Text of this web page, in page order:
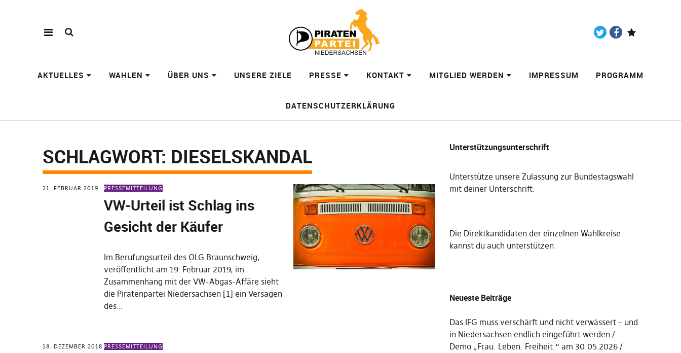
AKTUELLES WAHLEN ÜBER UNS UNSERE ZIELE PRESSE KONTAKT MITGLIED WERDEN IMPRESSUM PROGRAMM
DATENSCHUTZERKLÄRUNG
SCHLAGWORT: DIESELSKANDAL
21. FEBRUAR 2019 PRESSEMITTEILUNG
VW-Urteil ist Schlag ins
Gesicht der Käufer
Im Berufungsurteil des OLG Braunschweig,
veröffentlicht am 19. Februar 2019, im
Zusammenhang mit der VW-Abgas-Affäre sieht
die Piratenpartei Niedersachsen [1] ein Versagen
des…
18. DEZEMBER 2018 PRESSEMITTEILUNG
Unterstützungsunterschrift
Unterstütze unsere Zulassung zur Bundestagswahl
mit deiner Unterschrift.
Die Direktkandidaten der einzelnen Wahlkreise
kannst du auch unterstützen.
Neueste Beiträge
Das IFG muss verschärft und nicht verwässert – und
in Niedersachsen endlich eingeführt werden
Demo „Frau. Leben. Freiheit.“ am 30.05.2026